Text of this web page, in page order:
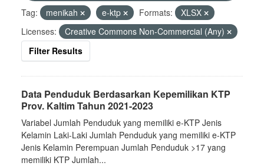
Tag:
menikah e-ktp Formats:
XLSX
Licenses:
Creative Commons Non-Commercial (Any)
Filter Results
Data Penduduk Berdasarkan Kepemilikan KTP
Prov. Kaltim Tahun 2021-2023
Variabel Jumlah Penduduk yang memiliki e-KTP Jenis
Kelamin Laki-Laki Jumlah Penduduk yang memiliki e-KTP
Jenis Kelamin Perempuan Jumlah Penduduk >17 yang
memiliki KTP Jumlah...